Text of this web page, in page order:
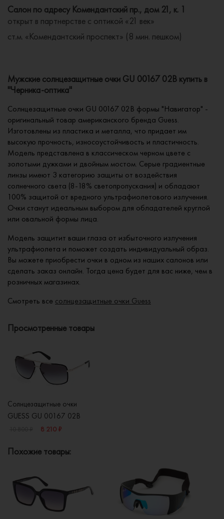
Салон по адресу Комендантский пр., дом 21, к. 1
открыт в партнерстве с оптикой «21 век»
ст.м. «Комендантский проспект» (8 мин. пешком)
Мужские солнцезащитные очки GU 00167 02B купить в
"Черника-оптика"
Солнцезащитные очки GU 00167 02B формы "Навигатор" -
оригинальный товар американского бренда Guess.
Изготовлены из пластика и металла, что придает им
высокую прочность, износоустойчивость и пластичность.
Модель представлена в классическом черном цвете с
золотыми дужками и двойным мостом. Серые градиентные
линзы имеют 3 категорию защиты от воздействия
солнечного света (8-18% светопропускания) и обладают
100% защитой от вредного ультрафиолетового излучения.
Очки станут идеальным выбором для обладателей круглой
или овальной формы лица.
Модель защитит ваши глаза от избыточного излучения
ультрафиолета и поможет создать индивидуальный образ.
Вы можете приобрести очки в одном из наших салонов или
сделать заказ онлайн. Тогда цена будет для вас ниже, чем в
розничных магазинах.
Смотреть все солнцезащитные очки Guess
Просмотренные товары
Солнцезащитные очки
GUESS GU 00167 02B
8 210 ₽
Похожие товары: